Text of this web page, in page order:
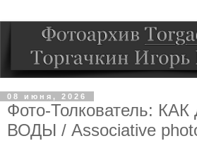
08 июня, 2026
Фото-Толкователь:
ВОДЫ / Associative